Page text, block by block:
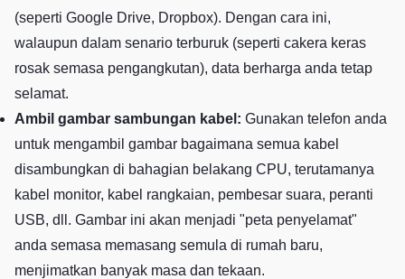
(seperti Google Drive, Dropbox). Dengan cara ini,
walaupun dalam senario terburuk (seperti cakera keras
rosak semasa pengangkutan), data berharga anda tetap
selamat.
Ambil gambar sambungan kabel: Gunakan telefon anda
untuk mengambil gambar bagaimana semua kabel
disambungkan di bahagian belakang CPU, terutamanya
kabel monitor, kabel rangkaian, pembesar suara, peranti
USB, dll. Gambar ini akan menjadi "peta penyelamat"
anda semasa memasang semula di rumah baru,
menjimatkan banyak masa dan tekaan.